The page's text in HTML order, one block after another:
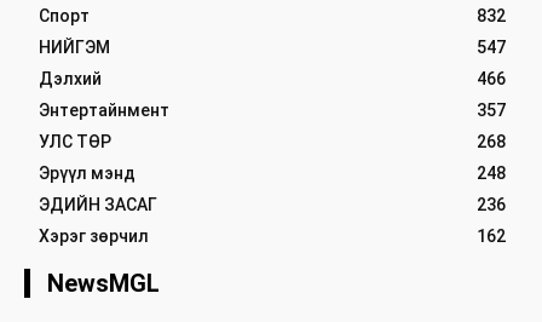
Спорт
832
НИЙГЭМ
547
Дэлхий
466
Энтертайнмент
357
УЛС ТӨР
268
Эрүүл мэнд
248
ЭДИЙН ЗАСАГ
236
Хэрэг зөрчил
162
NewsMGL